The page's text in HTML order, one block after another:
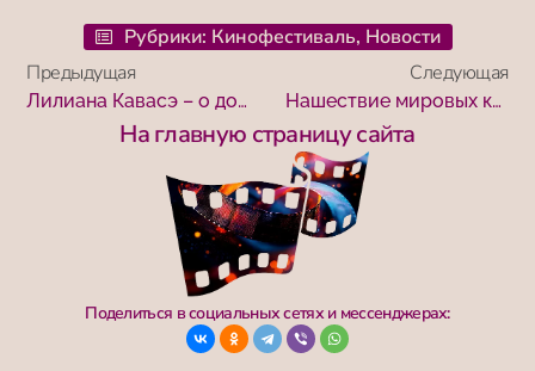
Рубрики: Кинофестиваль, Новости
Предыдущая
Лилиана Кавасэ – о документальном кино, экспатах и кинофестивале “Победили вместе”
Следующая
Нашествие мировых культур в Сочи, юбилей Юрия Полякова и «Трезвое село»: кинофестиваль «Победили вместе» подвел итоги
На главную страницу сайта
Поделиться в социальных сетях и мессенджерах: